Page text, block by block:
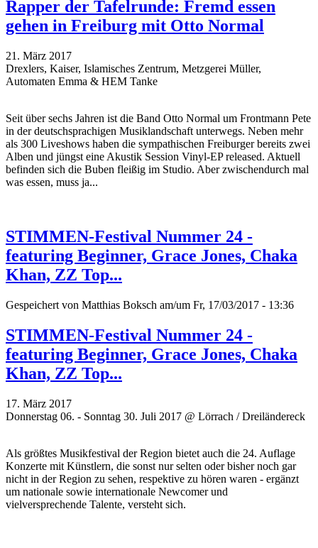
Rapper der Tafelrunde: Fremd essen
gehen in Freiburg mit Otto Normal
21. März 2017
Drexlers, Kaiser, Islamisches Zentrum, Metzgerei Müller,
Automaten Emma & HEM Tanke
Seit über sechs Jahren ist die Band Otto Normal um Frontmann Pete
in der deutschsprachigen Musiklandschaft unterwegs. Neben mehr
als 300 Liveshows haben die sympathischen Freiburger bereits zwei
Alben und jüngst eine Akustik Session Vinyl-EP released. Aktuell
befinden sich die Buben fleißig im Studio. Aber zwischendurch mal
was essen, muss ja...
STIMMEN-Festival Nummer 24 -
featuring Beginner, Grace Jones, Chaka
Khan, ZZ Top...
Gespeichert von Matthias Boksch am/um Fr, 17/03/2017 - 13:36
STIMMEN-Festival Nummer 24 -
featuring Beginner, Grace Jones, Chaka
Khan, ZZ Top...
17. März 2017
Donnerstag 06. - Sonntag 30. Juli 2017 @ Lörrach / Dreiländereck
Als größtes Musikfestival der Region bietet auch die 24. Auflage
Konzerte mit Künstlern, die sonst nur selten oder bisher noch gar
nicht in der Region zu sehen, respektive zu hören waren - ergänzt
um nationale sowie internationale Newcomer und
vielversprechende Talente, versteht sich.